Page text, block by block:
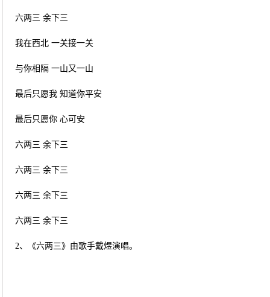
六两三 余下三
我在西北 一关接一关
与你相隔 一山又一山
最后只愿我 知道你平安
最后只愿你 心可安
六两三 余下三
六两三 余下三
六两三 余下三
六两三 余下三
2、《六两三》由歌手戴煜演唱。